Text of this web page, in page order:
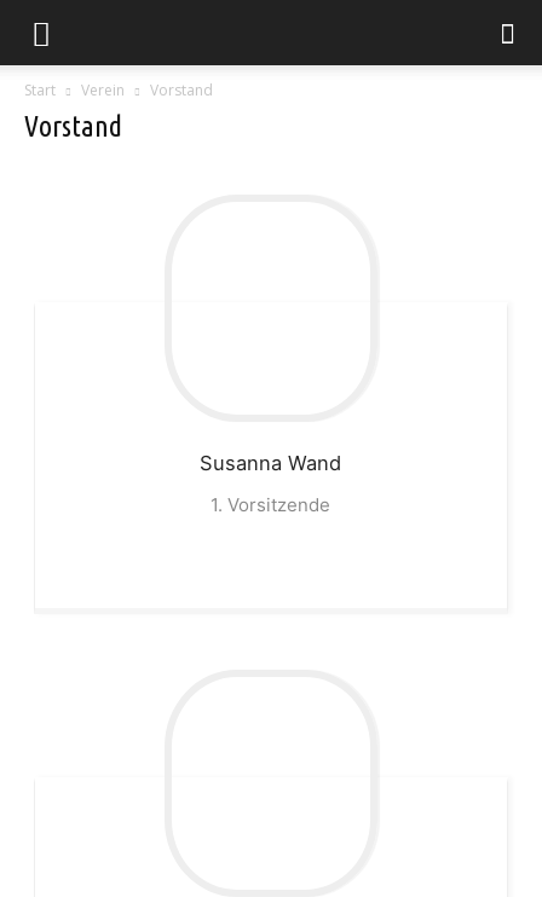
Start Verein Vorstand
Vorstand
Susanna Wand
1. Vorsitzende